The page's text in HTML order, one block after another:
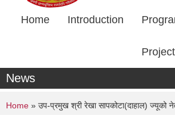
Home Introduction
Project
News
You are here
Home » उप-प्रमुख श्री रेखा सापकोटा(दाहाल) ज्यूको